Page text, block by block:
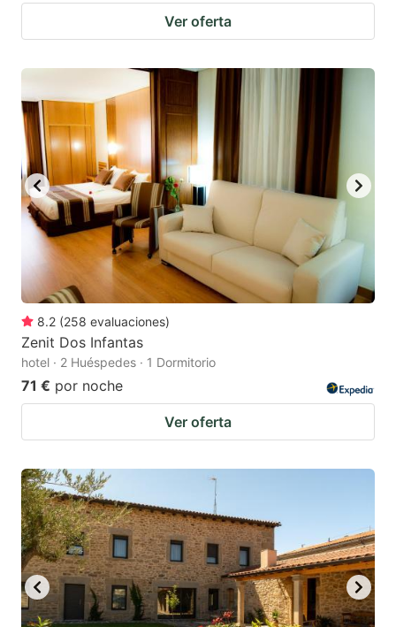
Ver oferta
8.2 (258 evaluaciones)
Zenit Dos Infantas
hotel · 2 Huéspedes · 1 Dormitorio
71 € por noche
Ver oferta